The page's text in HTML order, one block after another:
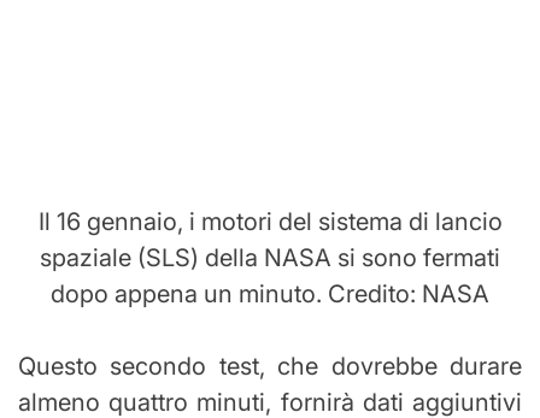
Il 16 gennaio, i motori del sistema di lancio
spaziale (SLS) della NASA si sono fermati
dopo appena un minuto. Credito: NASA
Questo secondo test, che dovrebbe durare
almeno quattro minuti, fornirà dati aggiuntivi